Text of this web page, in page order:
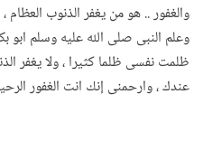
والغفور .. هو من يغفر الذنوب العظام
وعلم النبى صلى الله عليه وسلم ابو
ظلمت نفسى ظلما كثيرا ، ولا يغفر
عندك ، وارحمنى إنك انت الغفور